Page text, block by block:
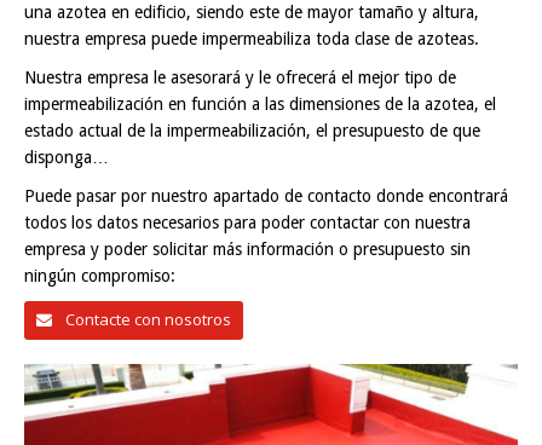
una azotea en edificio, siendo este de mayor tamaño y altura,
nuestra empresa puede impermeabiliza toda clase de azoteas.
Nuestra empresa le asesorará y le ofrecerá el mejor tipo de
impermeabilización en función a las dimensiones de la azotea, el
estado actual de la impermeabilización, el presupuesto de que
disponga…
Puede pasar por nuestro apartado de contacto donde encontrará
todos los datos necesarios para poder contactar con nuestra
empresa y poder solicitar más información o presupuesto sin
ningún compromiso:
Contacte con nosotros